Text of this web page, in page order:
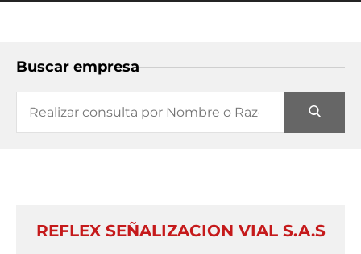
Buscar empresa
REFLEX SEÑALIZACION VIAL S.A.S